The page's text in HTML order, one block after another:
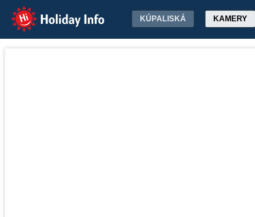
Holiday Info KÚPALISKÁ KAMERY